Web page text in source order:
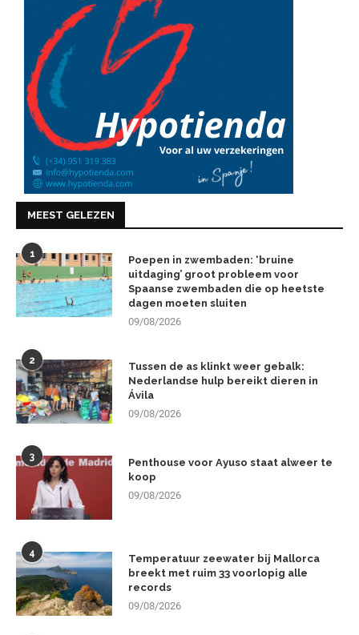
MEEST GELEZEN
1
Poepen in zwembaden: ‘bruine
uitdaging’ groot probleem voor
Spaanse zwembaden die op heetste
dagen moeten sluiten
09/08/2026
2
Tussen de as klinkt weer gebalk:
Nederlandse hulp bereikt dieren in
Ávila
09/08/2026
3
Penthouse voor Ayuso staat alweer te
koop
09/08/2026
4
Temperatuur zeewater bij Mallorca
breekt met ruim 33 voorlopig alle
records
09/08/2026